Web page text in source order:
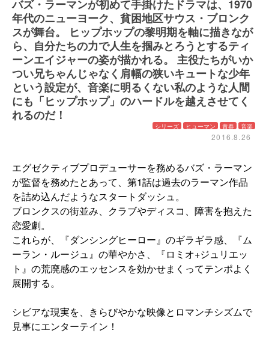
バズ・ラーマンが初めて手掛けたドラマは、1970
年代のニューヨーク、貧困地区サウス・ブロンク
スが舞台。 ヒップホップの黎明期を軸に描きなが
ら、自分たちの力で人生を掴みとろうとするティ
ーンエイジャーの姿が描かれる。 主役たちがいか
つい兄ちゃんじゃなく肩幅の狭いキュートな少年
という設定が、音楽に明るくない私のような人間
にも「ヒップホップ」のハードルを越えさせてく
れるのだ！
シリーズ ヒューマン 青春 音楽
2016.8.26
エグゼクティブプロデューサーを務めるバズ・ラーマン
が監督を務めたとあって、第1話は過去のラーマン作品
を詰め込んだようなスタートダッシュ。
ブロンクスの街並み、クラブやディスコ、障害を抱えた
恋愛劇。
これらが、『ダンシングヒーロー』のギラギラ感、『ム
ーラン・ルージュ』の華やかさ、『ロミオ+ジュリエッ
ト』の荒廃感のエッセンスを効かせまくってテンポよく
展開する。
シビアな現実を、きらびやかな映像とロマンチシズムで
見事にエンターテイン！